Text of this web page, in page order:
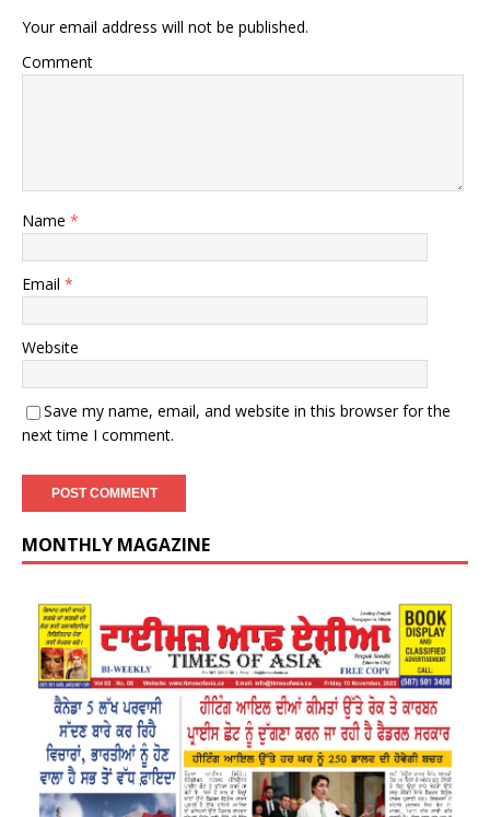
Your email address will not be published.
Comment
Name *
Email *
Website
Save my name, email, and website in this browser for the
next time I comment.
MONTHLY MAGAZINE